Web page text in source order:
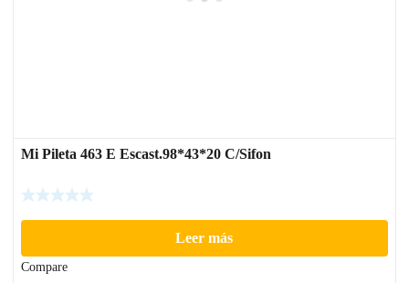
Mi Pileta 463 E Escast.98*43*20 C/Sifon
Leer más
Compare